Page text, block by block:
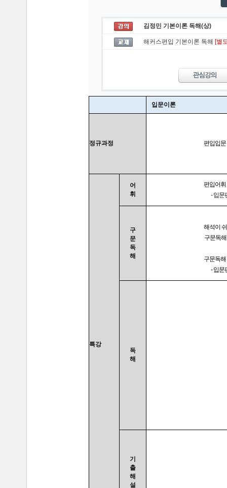
김정민 기본이론 독해(상)
해커스편입 기본이론 독해 [별
입문이론
정규과정 편입입
특강
어
휘
편입어
-입문
구
문
독
해
해석이
구문독
구문독
- 입
독
해
기
출
해
설